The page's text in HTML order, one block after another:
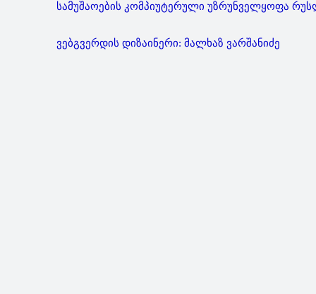
სამუშაოების კომპიუტერული უზრუნველყოფა
ვებგვერდის დიზაინერი: მალხაზ ვარშანიძე